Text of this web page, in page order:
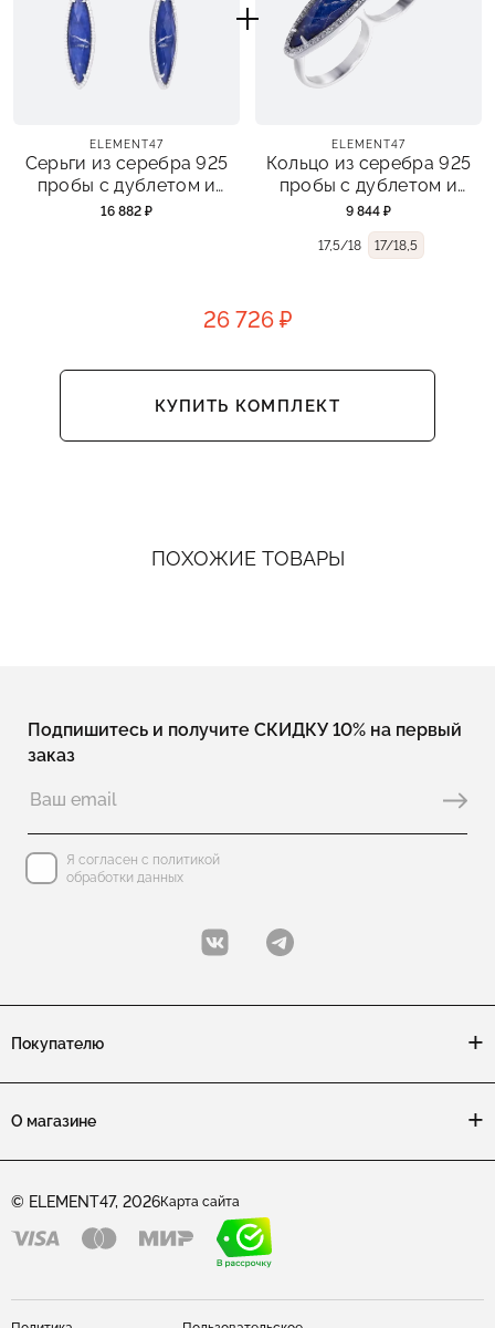
ELEMENT47
Серьги из серебра 925
пробы с дублетом и
фианитами
16 882 ₽
ELEMENT47
Кольцо из серебра 925
пробы с дублетом и
фианитами
9 844 ₽
17,5/18 17/18,5
26 726 ₽
КУПИТЬ КОМПЛЕКТ
ПОХОЖИЕ ТОВАРЫ
Подпишитесь и получите СКИДКУ 10% на первый
заказ
Я согласен с политикой
обработки данных
Покупателю
О магазине
© ELEMENT47, 2026Карта сайта